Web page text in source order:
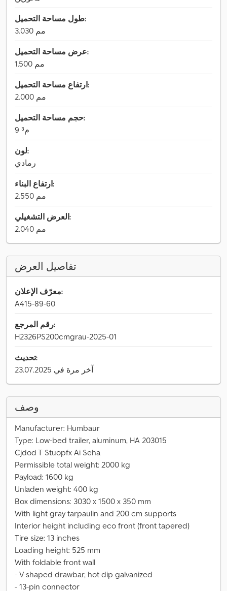
طول مساحة التحميل:
3.030 مم
عرض مساحة التحميل:
1.500 مم
ارتفاع مساحة التحميل:
2.000 مم
حجم مساحة التحميل:
9 م³
لون:
رمادي
ارتفاع البناء:
2.550 مم
العرض التشغيلي:
2.040 مم
تفاصيل العرض
معرّف الإعلان:
A415-89-60
رقم المرجع:
H2326PS200cmgrau-2025-01
تحديث:
آخر مرة في 23.07.2025
وصف
Manufacturer: Humbaur
Type: Low-bed trailer, aluminum, HA 203015
Cjdod T Stuopfx Ai Seha
Permissible total weight: 2000 kg
Payload: 1600 kg
Unladen weight: 400 kg
Box dimensions: 3030 x 1500 x 350 mm
With light gray tarpaulin and 200 cm supports
Interior height including eco front (front tapered)
Tire size: 13 inches
Loading height: 525 mm
With foldable front wall
- V-shaped drawbar, hot-dip galvanized
- 13-pin connector